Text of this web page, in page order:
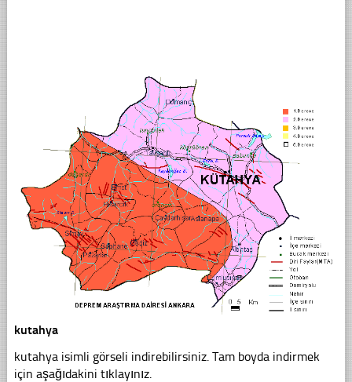
kutahya
kutahya isimli görseli indirebilirsiniz. Tam boyda indirmek
için aşağıdakini tıklayınız.